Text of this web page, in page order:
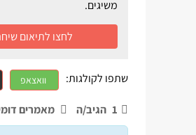
משיגים.
לחצו לתיאום
שתפו לקולגות: וואצאפ
1 הגיב/ה מאמרים